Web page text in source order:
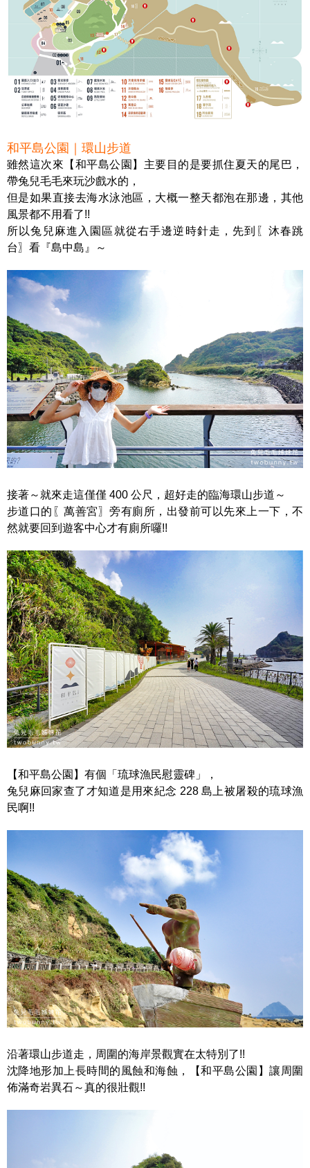
和平島公園｜環山步道
雖然這次來【和平島公園】主要目的是要抓住夏天的尾巴，
帶兔兒毛毛來玩沙戲水的，
但是如果直接去海水泳池區，大概一整天都泡在那邊，其他
風景都不用看了!!
所以兔兒麻進入園區就從右手邊逆時針走，先到〖沐春跳
台〗看『島中島』～
接著～就來走這僅僅 400 公尺，超好走的臨海環山步道～
步道口的〖萬善宮〗旁有廁所，出發前可以先來上一下，不
然就要回到遊客中心才有廁所囉!!
【和平島公園】有個「琉球漁民慰靈碑」，
兔兒麻回家查了才知道是用來紀念 228 島上被屠殺的琉球漁
民啊!!
沿著環山步道走，周圍的海岸景觀實在太特別了!!
沈降地形加上長時間的風蝕和海蝕，【和平島公園】讓周圍
佈滿奇岩異石～真的很壯觀!!